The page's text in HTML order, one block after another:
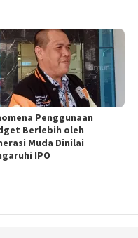
Penggunaan
Berlebih oleh
Muda Dinilai
IPO